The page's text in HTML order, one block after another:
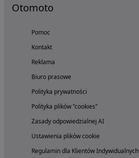
Otomoto
Pomoc
Kontakt
Reklama
Biuro prasowe
Polityka prywatności
Polityka plików "cookies"
Zasady odpowiedzialnej AI
Ustawienia plików cookie
Regulamin dla Klientów Indywidualnych